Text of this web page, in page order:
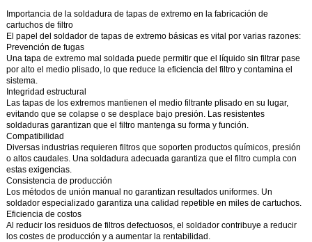
Importancia de la soldadura de tapas de extremo en la fabricación de
cartuchos de filtro
El papel del soldador de tapas de extremo básicas es vital por varias razones:
Prevención de fugas
Una tapa de extremo mal soldada puede permitir que el líquido sin filtrar pase
por alto el medio plisado, lo que reduce la eficiencia del filtro y contamina el
sistema.
Integridad estructural
Las tapas de los extremos mantienen el medio filtrante plisado en su lugar,
evitando que se colapse o se desplace bajo presión. Las resistentes
soldaduras garantizan que el filtro mantenga su forma y función.
Compatibilidad
Diversas industrias requieren filtros que soporten productos químicos, presión
o altos caudales. Una soldadura adecuada garantiza que el filtro cumpla con
estas exigencias.
Consistencia de producción
Los métodos de unión manual no garantizan resultados uniformes. Un
soldador especializado garantiza una calidad repetible en miles de cartuchos.
Eficiencia de costos
Al reducir los residuos de filtros defectuosos, el soldador contribuye a reducir
los costes de producción y a aumentar la rentabilidad.